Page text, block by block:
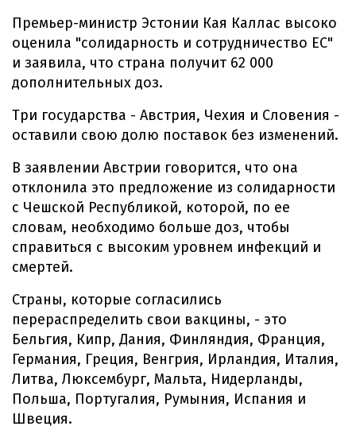
Премьер-министр Эстонии Кая Каллас высоко
оценила "солидарность и сотрудничество ЕС"
и заявила, что страна получит 62 000
дополнительных доз.
Три государства - Австрия, Чехия и Словения -
оставили свою долю поставок без изменений.
В заявлении Австрии говорится, что она
отклонила это предложение из солидарности
с Чешской Республикой, которой, по ее
словам, необходимо больше доз, чтобы
справиться с высоким уровнем инфекций и
смертей.
Страны, которые согласились
перераспределить свои вакцины, - это
Бельгия, Кипр, Дания, Финляндия, Франция,
Германия, Греция, Венгрия, Ирландия, Италия,
Литва, Люксембург, Мальта, Нидерланды,
Польша, Португалия, Румыния, Испания и
Швеция.